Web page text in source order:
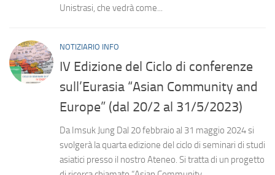
Unistrasi, che vedrà come...
NOTIZIARIO INFO
IV Edizione del Ciclo di conferenze
sull’Eurasia “Asian Community and
Europe” (dal 20/2 al 31/5/2023)
Da Imsuk Jung Dal 20 febbraio al 31 maggio 2024 si
svolgerà la quarta edizione del ciclo di seminari di studi
asiatici presso il nostro Ateneo. Si tratta di un progetto